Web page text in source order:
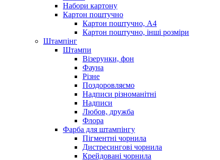
Набори картону
Картон поштучно
Картон поштучно, А4
Картон поштучно, інші розміри
Штампінг
Штампи
Візерунки, фон
Фауна
Різне
Поздоровляємо
Надписи різноманітні
Надписи
Любов, дружба
Флора
Фарба для штампінгу
Пігментні чорнила
Дистресингові чорнила
Крейдовані чорнила